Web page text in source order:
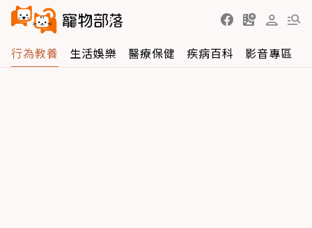
行為教養 生活娛樂 醫療保健 疾病百科 影音專區